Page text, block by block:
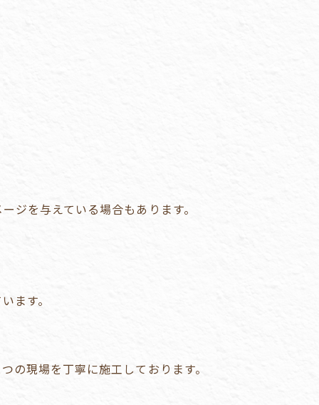
ジを与えている場合もあります。
ます。
の現場を丁寧に施工しております。